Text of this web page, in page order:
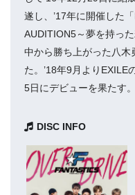
遂し、’17年に開催した
AUDITION5～夢を持っ
中から勝ち上がった八木
た。’18年9月よりEXILE
5日にデビューを果たす。
DISC INFO